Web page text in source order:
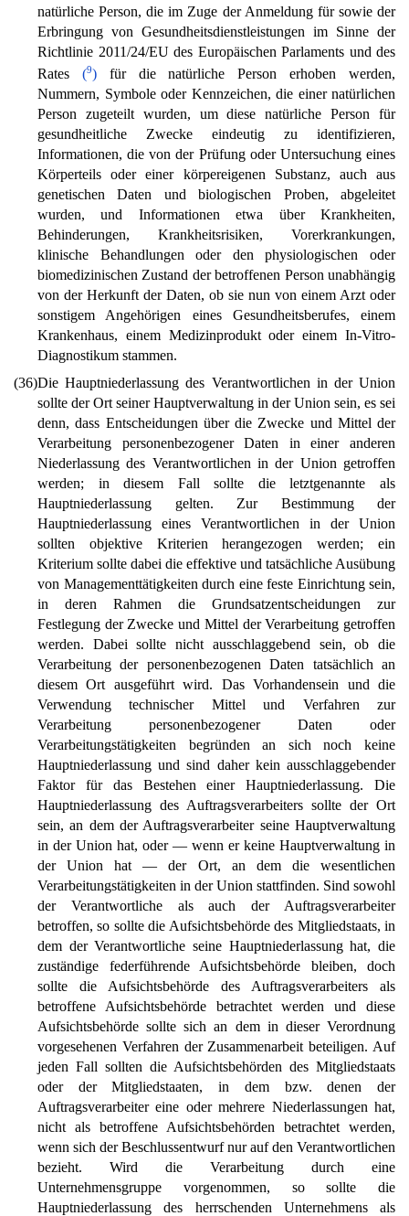
natürliche Person, die im Zuge der Anmeldung für sowie der
Erbringung von Gesundheitsdienstleistungen im Sinne der
Richtlinie 2011/24/EU des Europäischen Parlaments und des
Rates (9)für die natürliche Person erhoben werden,
Nummern, Symbole oder Kennzeichen, die einer natürlichen
Person zugeteilt wurden, um diese natürliche Person für
gesundheitliche Zwecke eindeutig zu identifizieren,
Informationen, die von der Prüfung oder Untersuchung eines
Körperteils oder einer körpereigenen Substanz, auch aus
genetischen Daten und biologischen Proben, abgeleitet
wurden, und Informationen etwa über Krankheiten,
Behinderungen, Krankheitsrisiken, Vorerkrankungen,
klinische Behandlungen oder den physiologischen oder
biomedizinischen Zustand der betroffenen Person unabhängig
von der Herkunft der Daten, ob sie nun von einem Arzt oder
sonstigem Angehörigen eines Gesundheitsberufes, einem
Krankenhaus, einem Medizinprodukt oder einem In-Vitro-
Diagnostikum stammen.
(36)Die Hauptniederlassung des Verantwortlichen in der Union
sollte der Ort seiner Hauptverwaltung in der Union sein, es sei
denn, dass Entscheidungen über die Zwecke und Mittel der
Verarbeitung personenbezogener Daten in einer anderen
Niederlassung des Verantwortlichen in der Union getroffen
werden; in diesem Fall sollte die letztgenannte als
Hauptniederlassung gelten. Zur Bestimmung der
Hauptniederlassung eines Verantwortlichen in der Union
sollten objektive Kriterien herangezogen werden; ein
Kriterium sollte dabei die effektive und tatsächliche Ausübung
von Managementtätigkeiten durch eine feste Einrichtung sein,
in deren Rahmen die Grundsatzentscheidungen zur
Festlegung der Zwecke und Mittel der Verarbeitung getroffen
werden. Dabei sollte nicht ausschlaggebend sein, ob die
Verarbeitung der personenbezogenen Daten tatsächlich an
diesem Ort ausgeführt wird. Das Vorhandensein und die
Verwendung technischer Mittel und Verfahren zur
Verarbeitung personenbezogener Daten oder
Verarbeitungstätigkeiten begründen an sich noch keine
Hauptniederlassung und sind daher kein ausschlaggebender
Faktor für das Bestehen einer Hauptniederlassung. Die
Hauptniederlassung des Auftragsverarbeiters sollte der Ort
sein, an dem der Auftragsverarbeiter seine Hauptverwaltung
in der Union hat, oder — wenn er keine Hauptverwaltung in
der Union hat — der Ort, an dem die wesentlichen
Verarbeitungstätigkeiten in der Union stattfinden. Sind sowohl
der Verantwortliche als auch der Auftragsverarbeiter
betroffen, so sollte die Aufsichtsbehörde des Mitgliedstaats, in
dem der Verantwortliche seine Hauptniederlassung hat, die
zuständige federführende Aufsichtsbehörde bleiben, doch
sollte die Aufsichtsbehörde des Auftragsverarbeiters als
betroffene Aufsichtsbehörde betrachtet werden und diese
Aufsichtsbehörde sollte sich an dem in dieser Verordnung
vorgesehenen Verfahren der Zusammenarbeit beteiligen. Auf
jeden Fall sollten die Aufsichtsbehörden des Mitgliedstaats
oder der Mitgliedstaaten, in dem bzw. denen der
Auftragsverarbeiter eine oder mehrere Niederlassungen hat,
nicht als betroffene Aufsichtsbehörden betrachtet werden,
wenn sich der Beschlussentwurf nur auf den Verantwortlichen
bezieht. Wird die Verarbeitung durch eine
Unternehmensgruppe vorgenommen, so sollte die
Hauptniederlassung des herrschenden Unternehmens als